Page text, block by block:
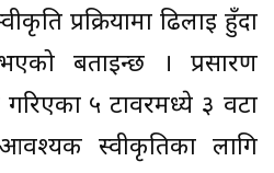
प्रक्रियामा ढिलाइ हुँदा
बताइन्छ । प्रसारण
गरिएका ५ टावरमध्ये ३ वटा
स्वीकृतिका लागि